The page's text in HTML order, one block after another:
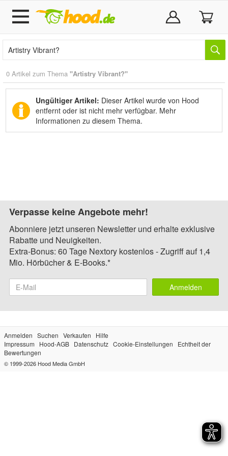
0 Artikel zum Thema "Artistry Vibrant?"
Ungültiger Artikel: Dieser Artikel wurde von Hood
entfernt oder ist nicht mehr verfügbar. Mehr
Informationen zu diesem Thema.
Verpasse keine Angebote mehr!
Abonniere jetzt unseren Newsletter und erhalte exklusive
Rabatte und Neuigkeiten.
Extra-Bonus: 60 Tage Nextory kostenlos - Zugriff auf 1,4
Mio. Hörbücher & E-Books.*
Anmelden
Anmelden Suchen Verkaufen
Hilfe
Impressum
Hood-AGB Datenschutz Cookie-Einstellungen
Echtheit der
Bewertungen
© 1999-2026 Hood Media GmbH